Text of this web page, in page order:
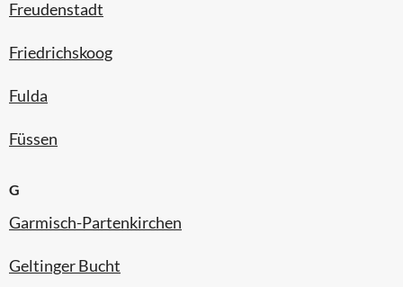
Freudenstadt
Friedrichskoog
Fulda
Füssen
G
Garmisch-Partenkirchen
Geltinger Bucht